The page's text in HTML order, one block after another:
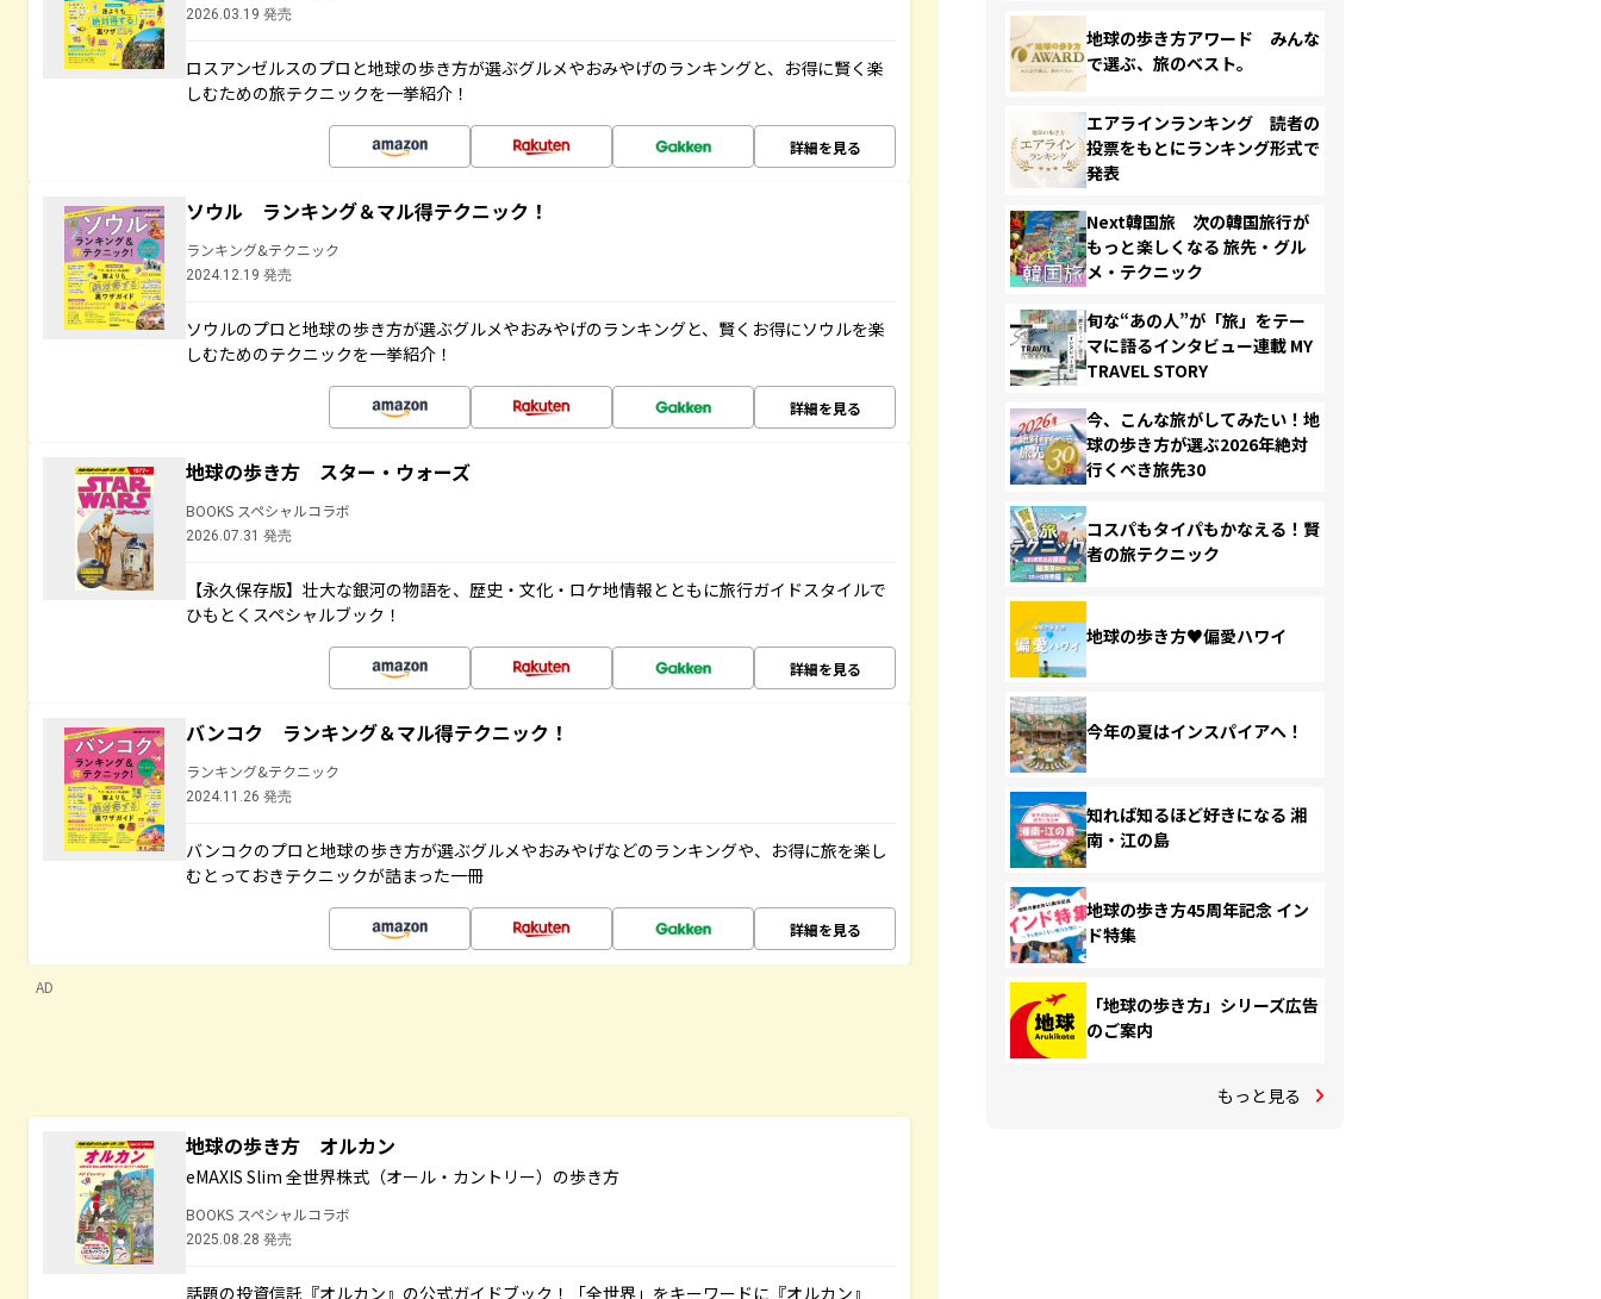
2026.03.19 発売
ロスアンゼルスのプロと地球の歩き方が選ぶグルメやおみやげのランキングと、お得に賢く楽
しむための旅テクニックを一挙紹介！
詳細を見る
ソウル ランキング＆マル得テクニック！
ランキング&テクニック
2024.12.19 発売
ソウルのプロと地球の歩き方が選ぶグルメやおみやげのランキングと、賢くお得にソウルを楽
しむためのテクニックを一挙紹介！
詳細を見る
地球の歩き方 スター・ウォーズ
BOOKS スペシャルコラボ
2026.07.31 発売
【永久保存版】壮大な銀河の物語を、歴史・文化・ロケ地情報とともに旅行ガイドスタイルで
ひもとくスペシャルブック！
詳細を見る
バンコク ランキング＆マル得テクニック！
ランキング&テクニック
2024.11.26 発売
バンコクのプロと地球の歩き方が選ぶグルメやおみやげなどのランキングや、お得に旅を楽し
むとっておきテクニックが詰まった一冊
詳細を見る
AD
地球の歩き方 オルカン
eMAXIS Slim 全世界株式（オール・カントリー）の歩き方
BOOKS スペシャルコラボ
2025.08.28 発売
話題の投資信託『オルカン』の公式ガイドブック！「全世界」をキーワードに『オルカン』
地球の歩き方アワード みんな
で選ぶ、旅のベスト。
エアラインランキング 読者の
投票をもとにランキング形式で
発表
Next韓国旅 次の韓国旅行が
もっと楽しくなる 旅先・グル
メ・テクニック
旬な“あの人”が「旅」をテー
マに語るインタビュー連載 MY
TRAVEL STORY
今、こんな旅がしてみたい！地
球の歩き方が選ぶ2026年絶対
行くべき旅先30
コスパもタイパもかなえる！賢
者の旅テクニック
地球の歩き方♥偏愛ハワイ
今年の夏はインスパイアへ！
知れば知るほど好きになる 湘
南・江の島
地球の歩き方45周年記念 イン
ド特集
「地球の歩き方」シリーズ広告
のご案内
もっと見る